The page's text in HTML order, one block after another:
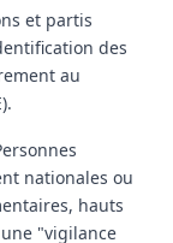
et partis
des
au
nationales ou
hauts
"vigilance